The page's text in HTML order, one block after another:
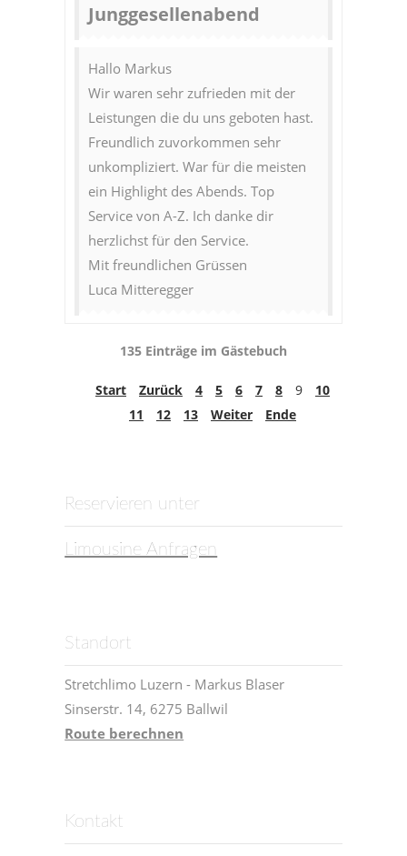
Junggesellenabend
Hallo Markus
Wir waren sehr zufrieden mit der
Leistungen die du uns geboten hast.
Freundlich zuvorkommen sehr
unkompliziert. War für die meisten
ein Highlight des Abends. Top
Service von A-Z. Ich danke dir
herzlichst für den Service.
Mit freundlichen Grüssen
Luca Mitteregger
135 Einträge im Gästebuch
Start Zurück 4 5 6 7 8 9
10
11
12 13 Weiter Ende
Reservieren unter
Limousine Anfragen
Standort
Stretchlimo Luzern - Markus Blaser
Sinserstr. 14, 6275 Ballwil
Route berechnen
Kontakt